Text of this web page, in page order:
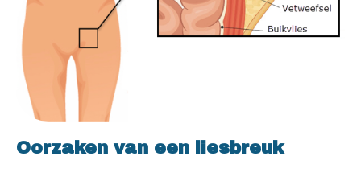
Oorzaken van een liesbreuk